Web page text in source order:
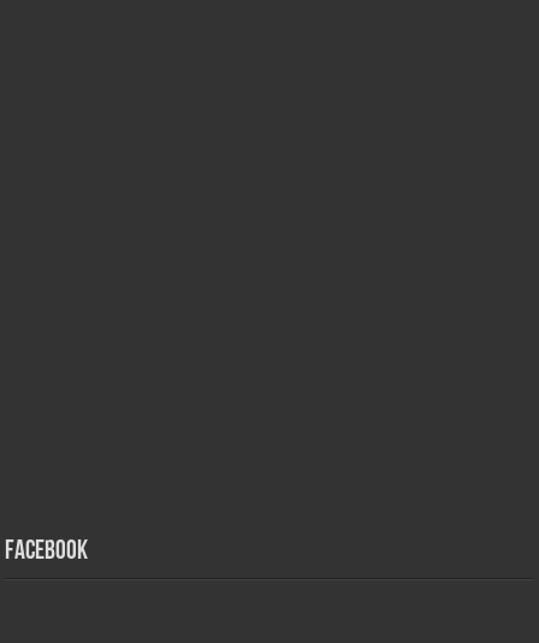
Facebook